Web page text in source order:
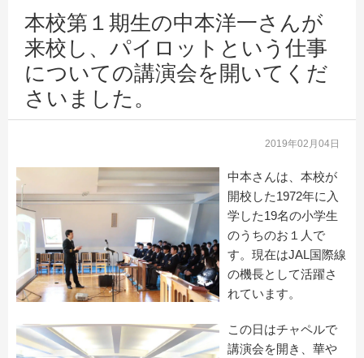
本校第１期生の中本洋一さんが
来校し、パイロットという仕事
についての講演会を開いてくだ
さいました。
2019年02月04日
中本さんは、本校が
開校した1972年に入
学した19名の小学生
のうちのお１人で
す。現在はJAL国際線
の機長として活躍さ
れています。
この日はチャペルで
講演会を開き、華や